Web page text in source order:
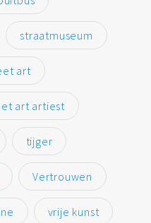
straatmuseum
art
art artiest
tijger
Vertrouwen
vrije kunst